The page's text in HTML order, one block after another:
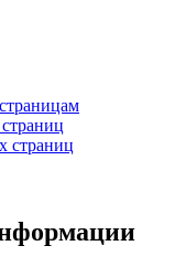
страниц